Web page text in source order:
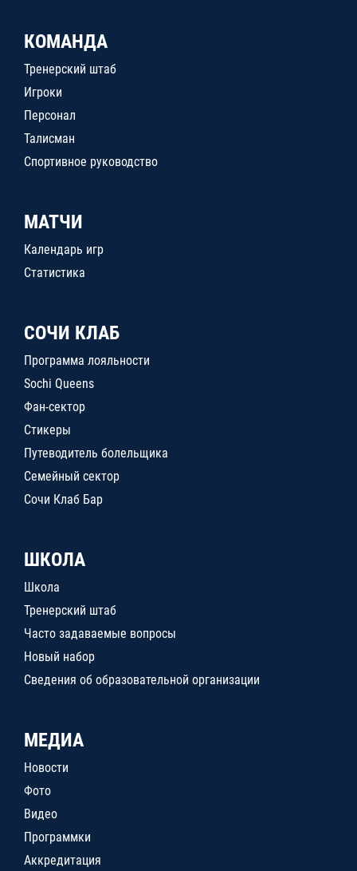
КОМАНДА
Тренерский штаб
Игроки
Персонал
Талисман
Спортивное руководство
МАТЧИ
Календарь игр
Статистика
СОЧИ КЛАБ
Программа лояльности
Sochi Queens
Фан-сектор
Стикеры
Путеводитель болельщика
Семейный сектор
Сочи Клаб Бар
ШКОЛА
Школа
Тренерский штаб
Часто задаваемые вопросы
Новый набор
Сведения об образовательной организации
МЕДИА
Новости
Фото
Видео
Программки
Аккредитация